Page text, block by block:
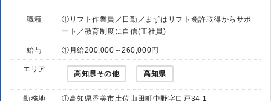
職種
①リフト作業員／日勤／まずはリフト免許取得からサポ
ート／教育制度に自信(正社員)
給与 ①月給200,000～260,000円
エリア
高知県その他 高知県
勤務地 ①高知県香美市土佐山田町中野字口戸34-1